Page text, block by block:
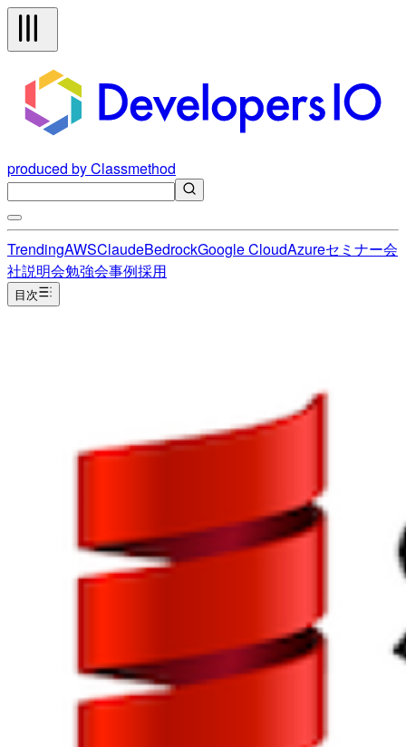
produced by Classmethod
TrendingAWSClaudeBedrockGoogle CloudAzureセミナー会
社説明会勉強会事例採用
目次